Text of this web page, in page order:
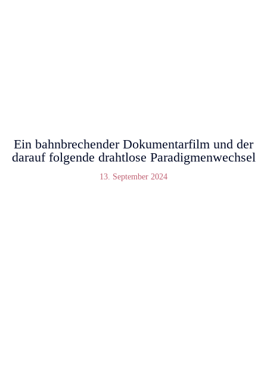
Ein bahnbrechender Dokumentarfilm und der
darauf folgende drahtlose Paradigmenwechsel
13. September 2024